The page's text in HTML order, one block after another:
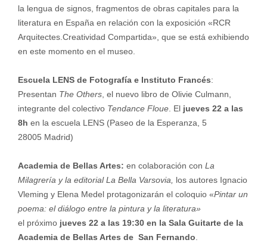
la lengua de signos, fragmentos de obras capitales para la
literatura en España en relación con la exposición «RCR
Arquitectes.Creatividad Compartida», que se está exhibiendo
en este momento en el museo.
Escuela LENS de Fotografía e Instituto Francés:
Presentan The Others, el nuevo libro de Olivie Culmann,
integrante del colectivo Tendance Floue. El jueves 22 a las
8h en la escuela LENS (Paseo de la Esperanza, 5
28005 Madrid)
Academia de Bellas Artes: en colaboración con La
Milagrería y la editorial La Bella Varsovia, los autores Ignacio
Vleming y Elena Medel protagonizarán el coloquio «Pintar un
poema: el diálogo entre la pintura y la literatura»
el próximojueves 22 a las 19:30 en la Sala Guitarte de la
Academia de Bellas Artes de San Fernando